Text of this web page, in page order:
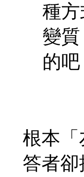
種
變
的吧
根本
答者